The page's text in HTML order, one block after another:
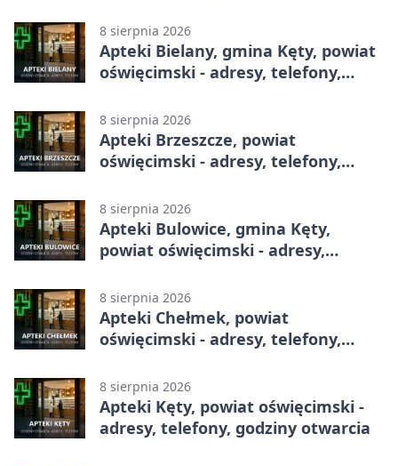
8 sierpnia 2026
Apteki Bielany, gmina Kęty, powiat
oświęcimski - adresy, telefony,
8 sierpnia 2026
Apteki Brzeszcze, powiat
oświęcimski - adresy, telefony,
8 sierpnia 2026
Apteki Bulowice, gmina Kęty,
powiat oświęcimski - adresy,
8 sierpnia 2026
Apteki Chełmek, powiat
oświęcimski - adresy, telefony,
8 sierpnia 2026
Apteki Kęty, powiat oświęcimski -
adresy, telefony, godziny otwarcia